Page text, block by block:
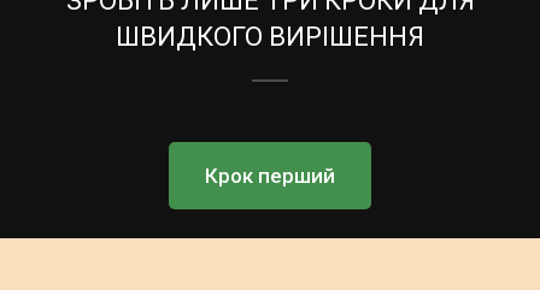
ШВИДКОГО ВИРІШЕННЯ
Крок перший